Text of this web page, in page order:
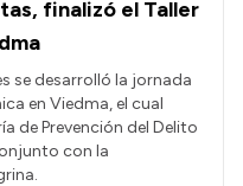
finalizó el Taller
se desarrolló la jornada
en Viedma, el cual
de Prevención del Delito
con la